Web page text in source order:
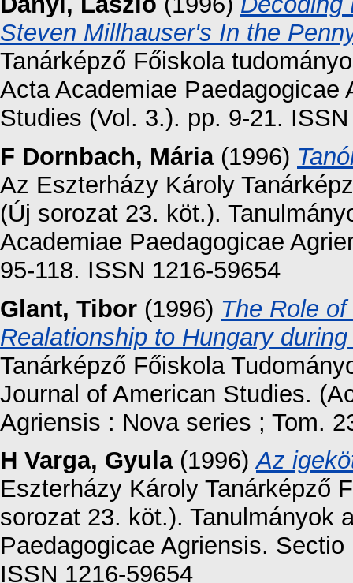
Steven Millhauser's In the
Tanárképző Főiskola
Acta Academiae Paedagogicae
Studies (Vol. 3.). pp. 9-21.
F Dornbach, Mária(1996)
Az Eszterházy Károly
(Új sorozat 23. köt.).
Academiae Paedagogicae
95-118. ISSN 1216-59654
Glant, Tibor (1996) The Role
Realationship to Hungary
Tanárképző Főiskola
Journal of American Studies.
Agriensis : Nova series ; Tom.
H Varga, Gyula(1996)Az
Eszterházy Károly Tanárképző
sorozat 23. köt.). Tanulmányok
Paedagogicae Agriensis.
ISSN 1216-59654